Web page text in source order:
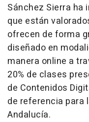
Sánchez Sierra ha
que están
ofrecen de forma
diseñado en
manera online a
20% de clases
de Contenidos
de referencia para
Andalucía.